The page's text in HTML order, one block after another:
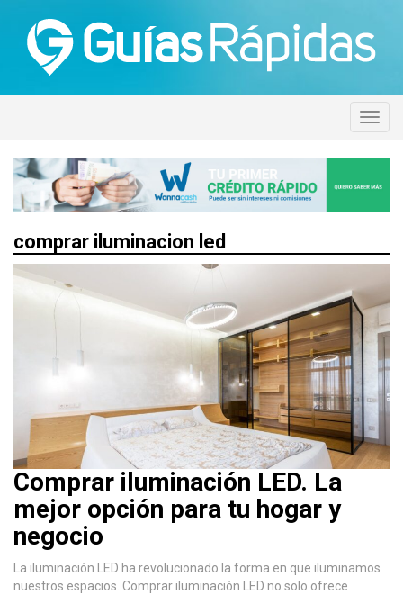
comprar iluminacion led
Comprar iluminación LED. La
mejor opción para tu hogar y
negocio
La iluminación LED ha revolucionado la forma en que iluminamos
nuestros espacios. Comprar iluminación LED no solo ofrece